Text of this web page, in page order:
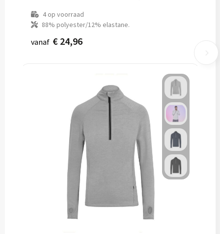
4op voorraad
88% polyester/12% elastane.
vanaf € 24,96